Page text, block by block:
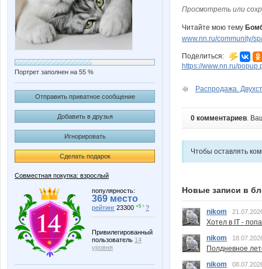
Портрет заполнен на 55 %
Отправить приватное сообщение
Добавить в друзья
Игнорировать
Сделать подарок
Совместная покупка: взрослый
популярность:
369 место
рейтинг 23300 +5 ↑ ?
Привилегированный
пользователь 14
уровня
Просмотреть или
Читайте мою тему
www.nn.ru/community/
Поделиться:
https://www.nn.ru/
Распродажа.
0 комментариев.
Чтобы оставлять
Новые записи в
nikom
Хотел в IT -
nikom
Полдневное
nikom